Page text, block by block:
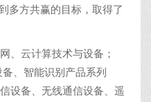
多方共赢的目标，取得了
云计算技术与设备；
、智能识别产品系列
设备、无线通信设备、遥